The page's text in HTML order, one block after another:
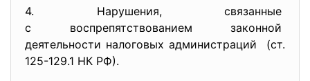
4. Нарушения, связанные
с воспрепятствованием законной
деятельности налоговых администраций (ст.
125-129.1 НК РФ).